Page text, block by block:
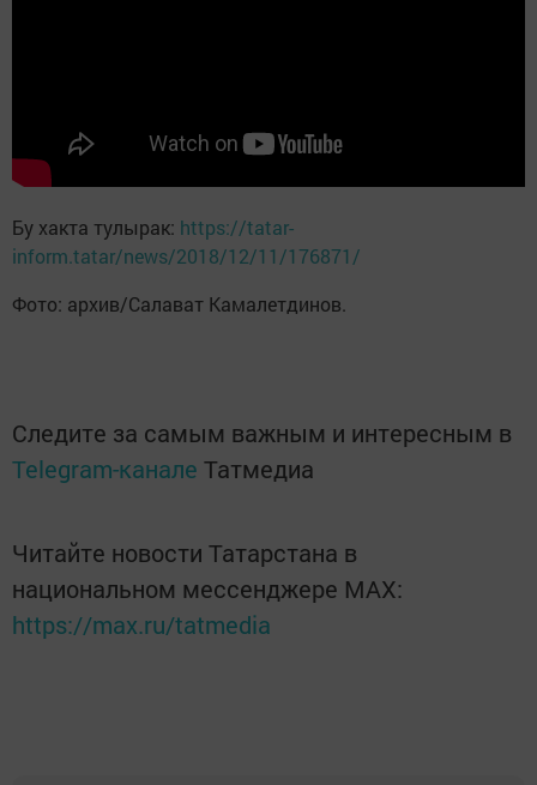
Бу хакта тулырак: https://tatar-
inform.tatar/news/2018/12/11/176871/
Фото: архив/Салават Камалетдинов.
Следите за самым важным и интересным в
Telegram-канале Татмедиа
Читайте новости Татарстана в
национальном мессенджере MАХ:
https://max.ru/tatmedia